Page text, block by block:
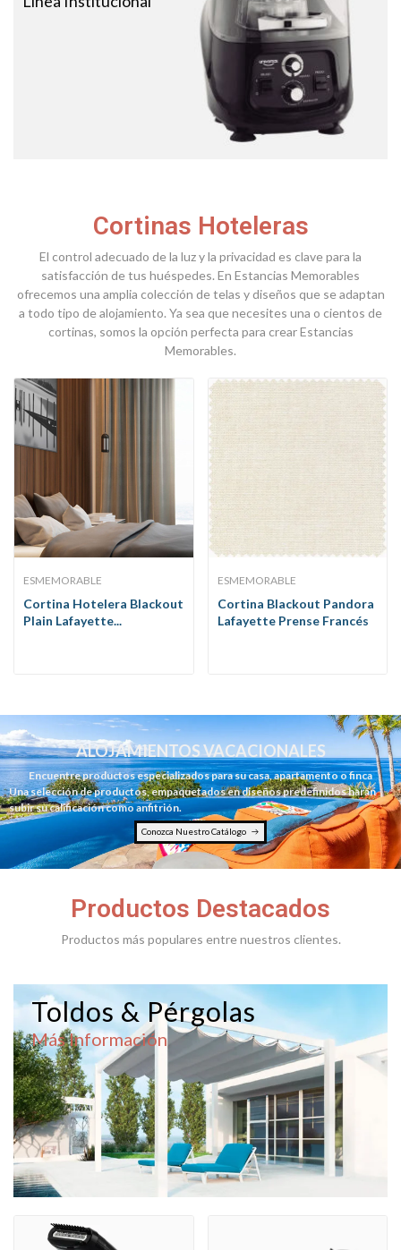
Cortinas Hoteleras
El control adecuado de la luz y la privacidad es clave para la
satisfacción de tus huéspedes. En Estancias Memorables
ofrecemos una amplia colección de telas y diseños que se adaptan
a todo tipo de alojamiento. Ya sea que necesites una o cientos de
cortinas, somos la opción perfecta para crear Estancias
Memorables.
ESMEMORABLE
Cortina Hotelera Blackout
Plain Lafayette...
ESMEMORABLE
Cortina Blackout Pandora
Lafayette Prense Francés
ALOJAMIENTOS VACACIONALES
Encuentre productos especializados para su casa, apartamento o finca
Una selección de productos, empaquetados en diseños predefinidos harán
subir su calificación como anfitrión.
Conozca Nuestro Catálogo
Productos Destacados
Productos más populares entre nuestros clientes.
Toldos & Pérgolas
Más Información